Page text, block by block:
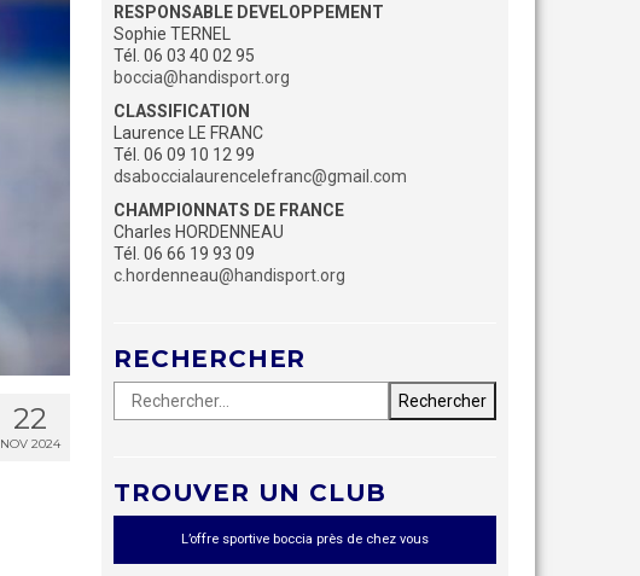
22
NOV 2024
RESPONSABLE DEVELOPPEMENT
Sophie TERNEL
Tél. 06 03 40 02 95
boccia@handisport.org
CLASSIFICATION
Laurence LE FRANC
Tél. 06 09 10 12 99
dsaboccialaurencelefranc@gmail.com
CHAMPIONNATS DE FRANCE
Charles HORDENNEAU
Tél. 06 66 19 93 09
c.hordenneau@handisport.org
RECHERCHER
Rechercher :
TROUVER UN CLUB
L’offre sportive boccia près de chez vous